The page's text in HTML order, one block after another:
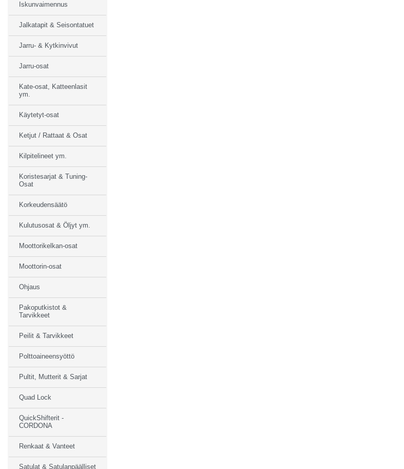
Iskunvaimennus
Jalkatapit & Seisontatuet
Jarru- & Kytkinvivut
Jarru-osat
Kate-osat, Katteenlasit
ym.
Käytetyt-osat
Ketjut / Rattaat & Osat
Kilpitelineet ym.
Koristesarjat & Tuning-
Osat
Korkeudensäätö
Kulutusosat & Öljyt ym.
Moottorikelkan-osat
Moottorin-osat
Ohjaus
Pakoputkistot &
Tarvikkeet
Peilit & Tarvikkeet
Polttoaineensyöttö
Pultit, Mutterit & Sarjat
Quad Lock
QuickShifterit -
CORDONA
Renkaat & Vanteet
Satulat & Satulanpäälliset